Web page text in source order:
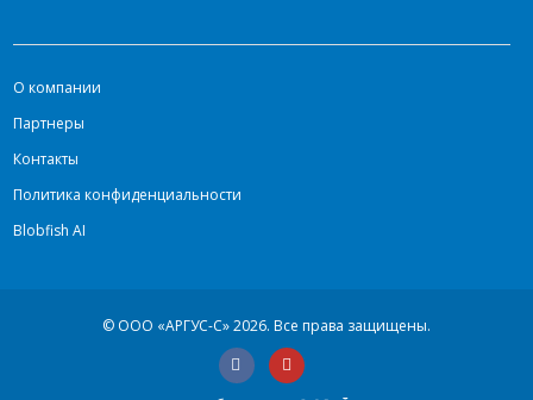
О компании
Партнеры
Контакты
Политика конфиденциальности
Blobfish AI
© ООО «АРГУС-С» 2026. Все права защищены.